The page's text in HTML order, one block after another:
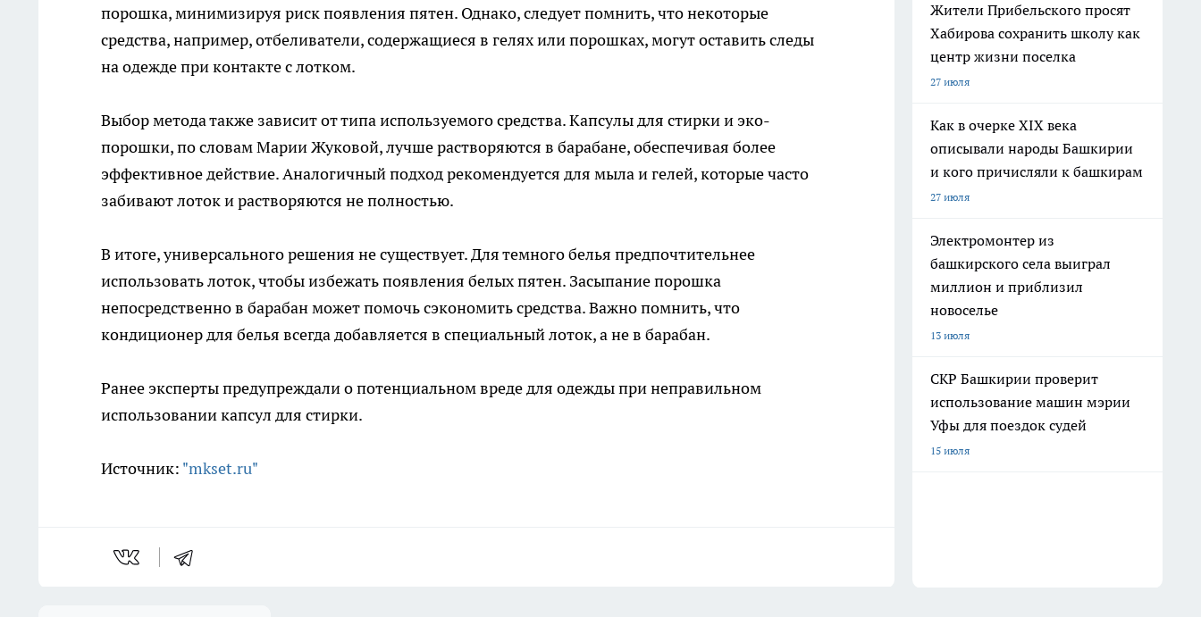
порошка, минимизируя риск появления пятен. Однако, следует помнить, что некоторые
средства, например, отбеливатели, содержащиеся в гелях или порошках, могут оставить следы
на одежде при контакте с лотком.
Выбор метода также зависит от типа используемого средства. Капсулы для стирки и эко-
порошки, по словам Марии Жуковой, лучше растворяются в барабане, обеспечивая более
эффективное действие. Аналогичный подход рекомендуется для мыла и гелей, которые часто
забивают лоток и растворяются не полностью.
В итоге, универсального решения не существует. Для темного белья предпочтительнее
использовать лоток, чтобы избежать появления белых пятен. Засыпание порошка
непосредственно в барабан может помочь сэкономить средства. Важно помнить, что
кондиционер для белья всегда добавляется в специальный лоток, а не в барабан.
Ранее эксперты предупреждали о потенциальном вреде для одежды при неправильном
использовании капсул для стирки.
Источник: "mkset.ru"
Жители Прибельского просят
Хабирова сохранить школу как
центр жизни поселка
27 июля
Как в очерке XIX века
описывали народы Башкирии
и кого причисляли к башкирам
27 июля
Электромонтер из
башкирского села выиграл
миллион и приблизил
новоселье
13 июля
СКР Башкирии проверит
использование машин мэрии
Уфы для поездок судей
15 июля